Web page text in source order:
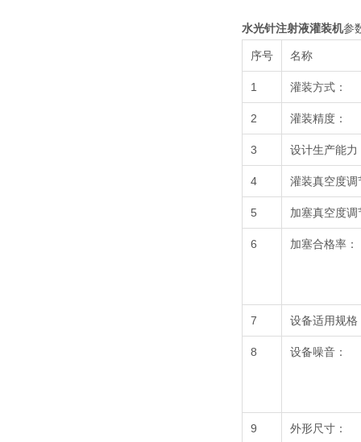
水光针注射液灌装机参
序号 名称
1 灌装方式：
2 灌装精度：
3 设计生产能力
4 灌装真空度调
5 加塞真空度调
6 加塞合格率：
7 设备适用规格
8 设备噪音：
9 外形尺寸：